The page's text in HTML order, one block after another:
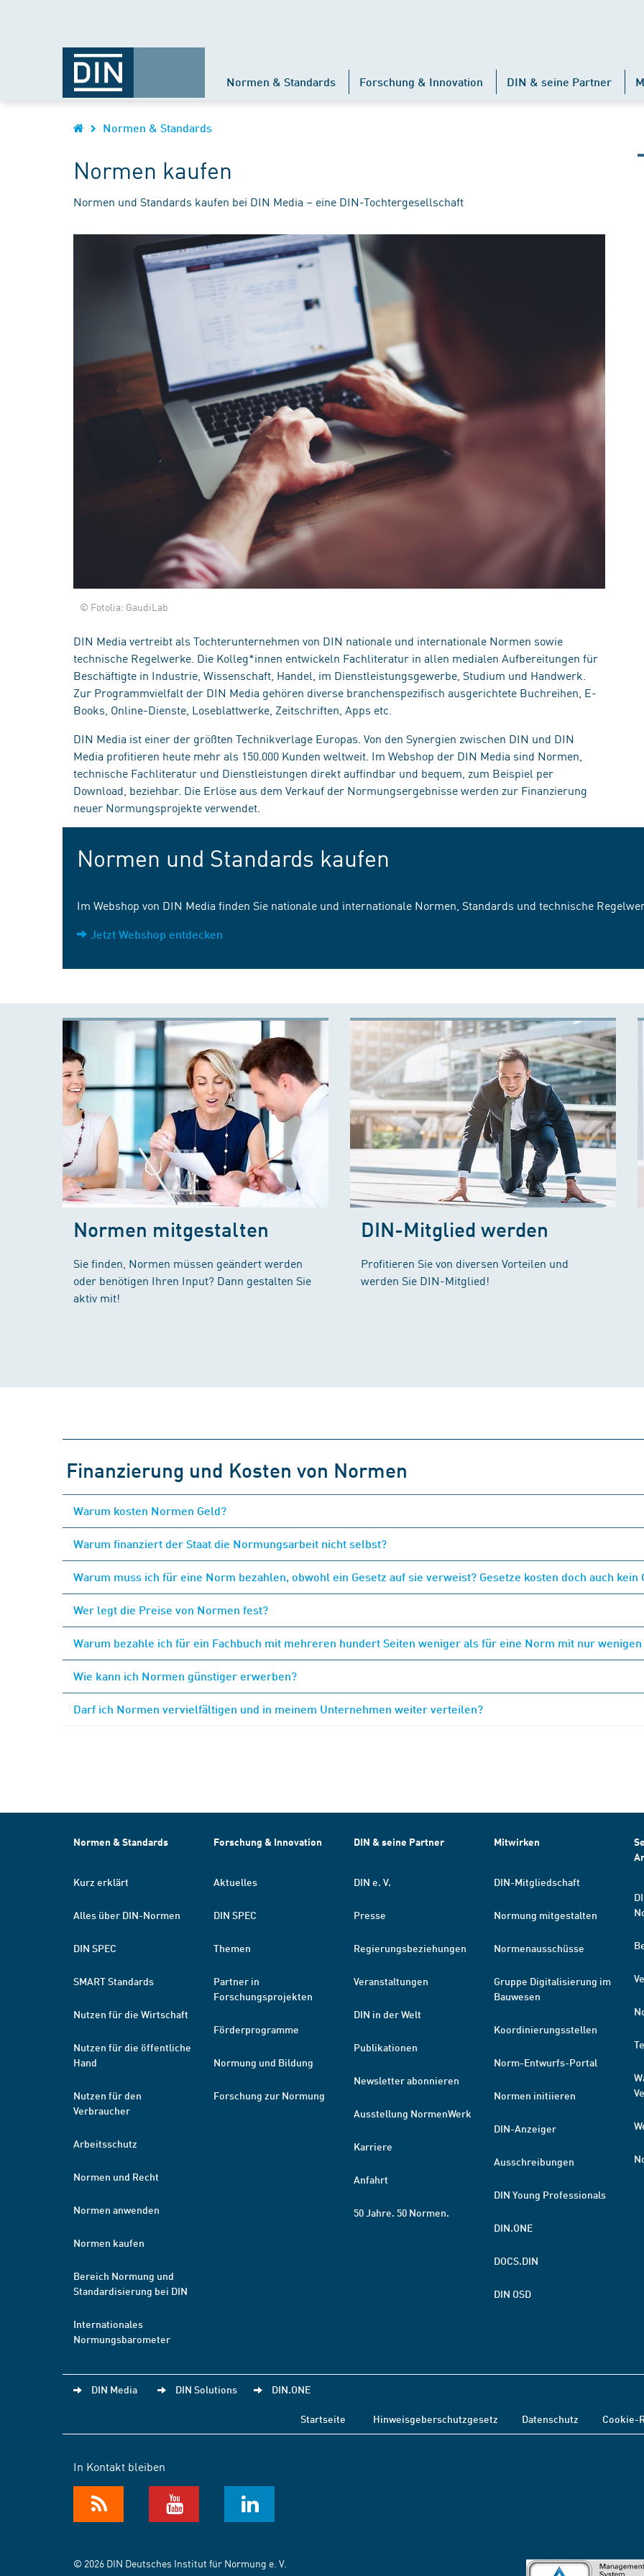
Normen & Standards Forschung & Innovation DIN & seine Partner
Normen & Standards
Normen kaufen
Normen und Standards kaufen bei DIN Media – eine DIN-Tochtergesellschaft
© Fotolia: GaudiLab
DIN Media vertreibt als Tochterunternehmen von DIN nationale und internationale Normen sowie
technische Regelwerke. Die Kolleg*innen entwickeln Fachliteratur in allen medialen Aufbereitungen für
Beschäftigte in Industrie, Wissenschaft, Handel, im Dienstleistungsgewerbe, Studium und Handwerk.
Zur Programmvielfalt der DIN Media gehören diverse branchenspezifisch ausgerichtete Buchreihen, E-
Books, Online-Dienste, Loseblattwerke, Zeitschriften, Apps etc.
DIN Media ist einer der größten Technikverlage Europas. Von den Synergien zwischen DIN und DIN
Media profitieren heute mehr als 150.000 Kunden weltweit. Im Webshop der DIN Media sind Normen,
technische Fachliteratur und Dienstleistungen direkt auffindbar und bequem, zum Beispiel per
Download, beziehbar. Die Erlöse aus dem Verkauf der Normungsergebnisse werden zur Finanzierung
neuer Normungsprojekte verwendet.
Normen und Standards kaufen
Im Webshop von DIN Media finden Sie nationale und internationale Normen, Standards und technische
Jetzt Webshop entdecken
Normen mitgestalten
Sie finden, Normen müssen geändert werden
oder benötigen Ihren Input? Dann gestalten Sie
aktiv mit!
DIN-Mitglied werden
Profitieren Sie von diversen Vorteilen und
werden Sie DIN-Mitglied!
Finanzierung und Kosten von Normen
Warum kosten Normen Geld?
Warum finanziert der Staat die Normungsarbeit nicht selbst?
Warum muss ich für eine Norm bezahlen, obwohl ein Gesetz auf sie verweist? Gesetze kosten doch auch kein
Wer legt die Preise von Normen fest?
Warum bezahle ich für ein Fachbuch mit mehreren hundert Seiten weniger als für eine Norm mit nur wenigen
Wie kann ich Normen günstiger erwerben?
Darf ich Normen vervielfältigen und in meinem Unternehmen weiter verteilen?
Normen & Standards
Kurz erklärt
Alles über DIN-Normen
DIN SPEC
SMART Standards
Nutzen für die Wirtschaft
Nutzen für die öffentliche
Hand
Nutzen für den
Verbraucher
Arbeitsschutz
Normen und Recht
Normen anwenden
Normen kaufen
Bereich Normung und
Standardisierung bei DIN
Internationales
Normungsbarometer
Forschung & Innovation
Aktuelles
DIN SPEC
Themen
Partner in
Forschungsprojekten
Förderprogramme
Normung und Bildung
Forschung zur Normung
DIN & seine Partner
DIN e. V.
Presse
Regierungsbeziehungen
Veranstaltungen
DIN in der Welt
Publikationen
Newsletter abonnieren
Ausstellung NormenWerk
Karriere
Anfahrt
50 Jahre. 50 Normen.
Mitwirken
DIN-Mitgliedschaft
Normung mitgestalten
Normenausschüsse
Gruppe Digitalisierung im
Bauwesen
Koordinierungsstellen
Norm-Entwurfs-Portal
Normen initiieren
DIN-Anzeiger
Ausschreibungen
DIN Young Professionals
DIN.ONE
DOCS.DIN
DIN OSD
DIN Media DIN Solutions DIN.ONE
Startseite Hinweisgeberschutzgesetz Datenschutz Cookie-
In Kontakt bleiben
© 2026 DIN Deutsches Institut für Normung e. V.